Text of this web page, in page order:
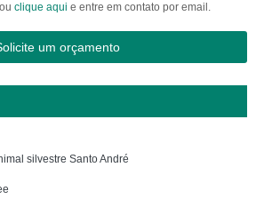
ou clique aqui e entre em contato por email.
um orçamento
silvestre Santo André